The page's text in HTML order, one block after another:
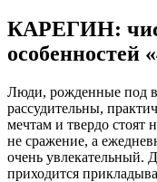
КАРЕГИН:
особенностей
Люди, рожденные под
рассудительны,
мечтам и твердо стоят
не сражение, а
очень увлекательный.
приходится